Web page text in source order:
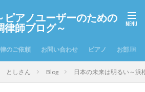
ピアノユーザーのための
律師ブログ～
のご依頼 お問い合わせ ピアノ お部屋の
としさん Blog 日本の未来は明るい～浜